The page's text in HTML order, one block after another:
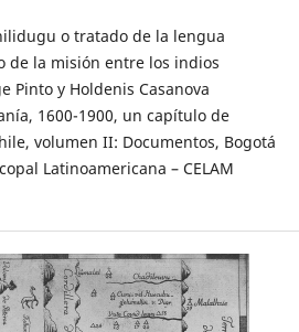
o tratado de la lengua
de la misión entre los indios
Pinto y Holdenis Casanova
1600-1900, un capítulo de
volumen II: Documentos, Bogotá
Latinoamericana – CELAM